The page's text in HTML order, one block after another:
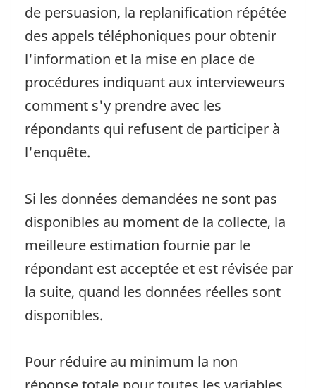
de persuasion, la replanification répétée
des appels téléphoniques pour obtenir
l'information et la mise en place de
procédures indiquant aux intervieweurs
comment s'y prendre avec les
répondants qui refusent de participer à
l'enquête.
Si les données demandées ne sont pas
disponibles au moment de la collecte, la
meilleure estimation fournie par le
répondant est acceptée et est révisée par
la suite, quand les données réelles sont
disponibles.
Pour réduire au minimum la non